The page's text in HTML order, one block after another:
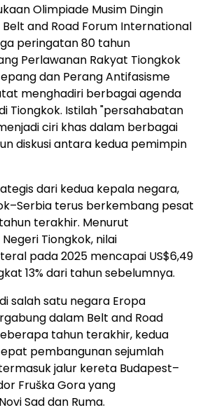
Olimpiade Musim Dingin
Belt and Road Forum International
peringatan 80 tahun
Perlawanan Rakyat Tiongkok
dan Perang Antifasisme
menghadiri berbagai agenda
Tiongkok. Istilah "persahabatan
ciri khas dalam berbagai
diskusi antara kedua pemimpin
dari kedua kepala negara,
terus berkembang pesat
terakhir. Menurut
Tiongkok, nilai
pada 2025 mencapai US$6,49
13% dari tahun sebelumnya.
salah satu negara Eropa
dalam Belt and Road
tahun terakhir, kedua
pembangunan sejumlah
jalur kereta Budapest–
Fruška Gora yang
Sad dan Ruma.